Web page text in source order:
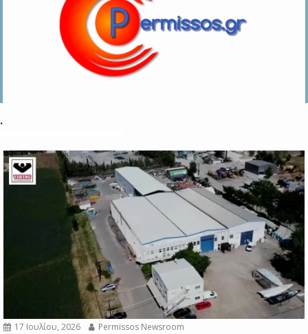
.
17 Ιουλίου, 2026 Permissos Newsroom